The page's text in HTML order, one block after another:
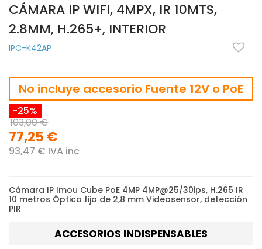
CÁMARA IP WIFI, 4MPX, IR 10MTS,
2.8MM, H.265+, INTERIOR
IPC-K42AP
No incluye accesorio Fuente 12V o PoE
-25%
103,00 €
77,25 €
93,47 € IVA inc
Cámara IP Imou Cube PoE 4MP 4MP@25/30ips, H.265 IR
10 metros Óptica fija de 2,8 mm Videosensor, detección
PIR
ACCESORIOS INDISPENSABLES